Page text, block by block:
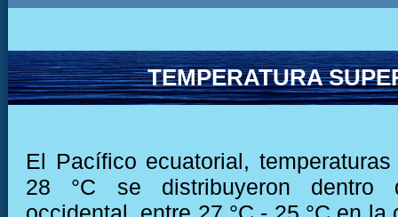
TEMPERATURA
El Pacífico ecuatorial,
28 °C se distribuyeron dentro